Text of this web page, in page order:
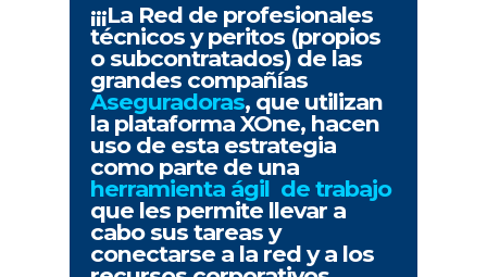
¡¡¡La Red de profesionales
técnicos y peritos (propios
o subcontratados) de las
grandes compañías
Aseguradoras, que utilizan
la plataforma XOne, hacen
uso de esta estrategia
como parte de una
herramienta ágil de trabajo
que les permite llevar a
cabo sus tareas y
conectarse a la red y a los